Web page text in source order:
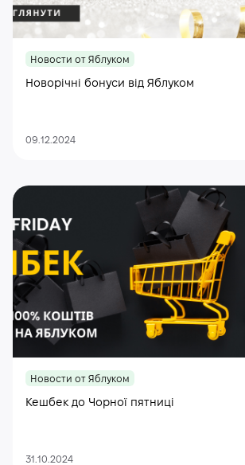
Новости от Яблуком
Новорічні бонуси від Яблуком
09.12.2024
Новости от Яблуком
Кешбек до Чорної пятниці
31.10.2024